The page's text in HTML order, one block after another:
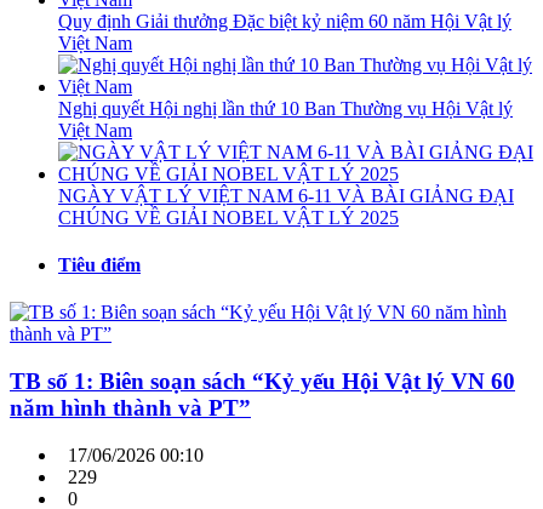
Quy định Giải thưởng Đặc biệt kỷ niệm 60 năm Hội Vật lý
Việt Nam
Nghị quyết Hội nghị lần thứ 10 Ban Thường vụ Hội Vật lý
Việt Nam
NGÀY VẬT LÝ VIỆT NAM 6-11 VÀ BÀI GIẢNG ĐẠI
CHÚNG VỀ GIẢI NOBEL VẬT LÝ 2025
Tiêu điểm
TB số 1: Biên soạn sách “Kỷ yếu Hội Vật lý VN 60
năm hình thành và PT”
17/06/2026 00:10
229
0